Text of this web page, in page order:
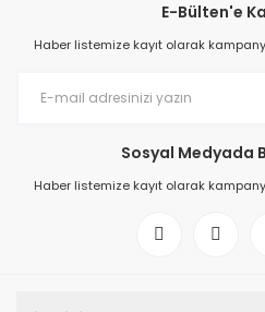
E-Bülten'e
Haber listemize kayıt olarak
Sosyal Medyada
Haber listemize kayıt olarak